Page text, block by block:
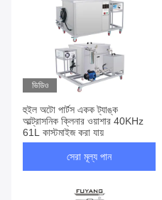
ভিডিও
হুইল অটো পার্টস একক ট্যাঙ্ক
আল্ট্রাসনিক ক্লিনার ওয়াশার 40KHz
61L কাস্টমাইজ করা যায়
সেরা মূল্য পান